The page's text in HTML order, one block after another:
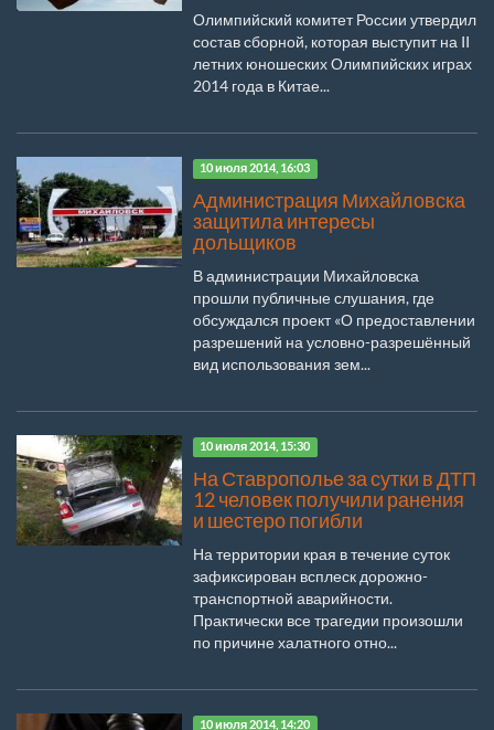
Олимпийский комитет России утвердил
состав сборной, которая выступит на II
летних юношеских Олимпийских играх
2014 года в Китае...
10 июля 2014, 16:03
Администрация Михайловска
защитила интересы
дольщиков
В администрации Михайловска
прошли публичные слушания, где
обсуждался проект «О предоставлении
разрешений на условно-разрешённый
вид использования зем...
10 июля 2014, 15:30
На Ставрополье за сутки в ДТП
12 человек получили ранения
и шестеро погибли
На территории края в течение суток
зафиксирован всплеск дорожно-
транспортной аварийности.
Практически все трагедии произошли
по причине халатного отно...
10 июля 2014, 14:20